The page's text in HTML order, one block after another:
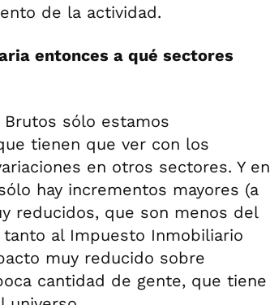
de la actividad.
entonces a qué sectores
sólo estamos
tienen que ver con los
en otros sectores. Y en
hay incrementos mayores (a
reducidos, que son menos del
al Impuesto Inmobiliario
muy reducido sobre
cantidad de gente, que tiene